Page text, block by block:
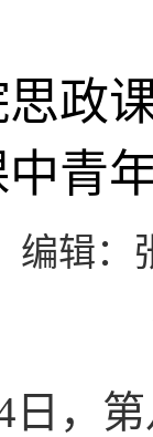
政
青
编辑：
日，